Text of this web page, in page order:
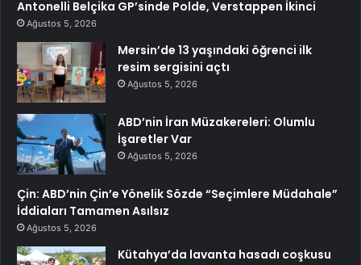
Antonelli Belçika GP’sinde Polde, Verstappen İkinci
Ağustos 5, 2026
Mersin’de 13 yaşındaki öğrenci ilk
resim sergisini açtı
Ağustos 5, 2026
ABD’nin İran Müzakereleri: Olumlu
İşaretler Var
Ağustos 5, 2026
Çin: ABD’nin Çin’e Yönelik Sözde “Seçimlere Müdahale”
İddiaları Tamamen Asılsız
Ağustos 5, 2026
Kütahya’da lavanta hasadı coşkusu